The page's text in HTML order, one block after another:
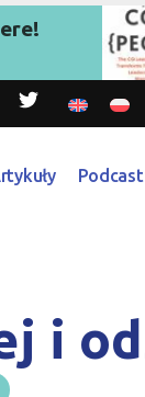
Podcast
i